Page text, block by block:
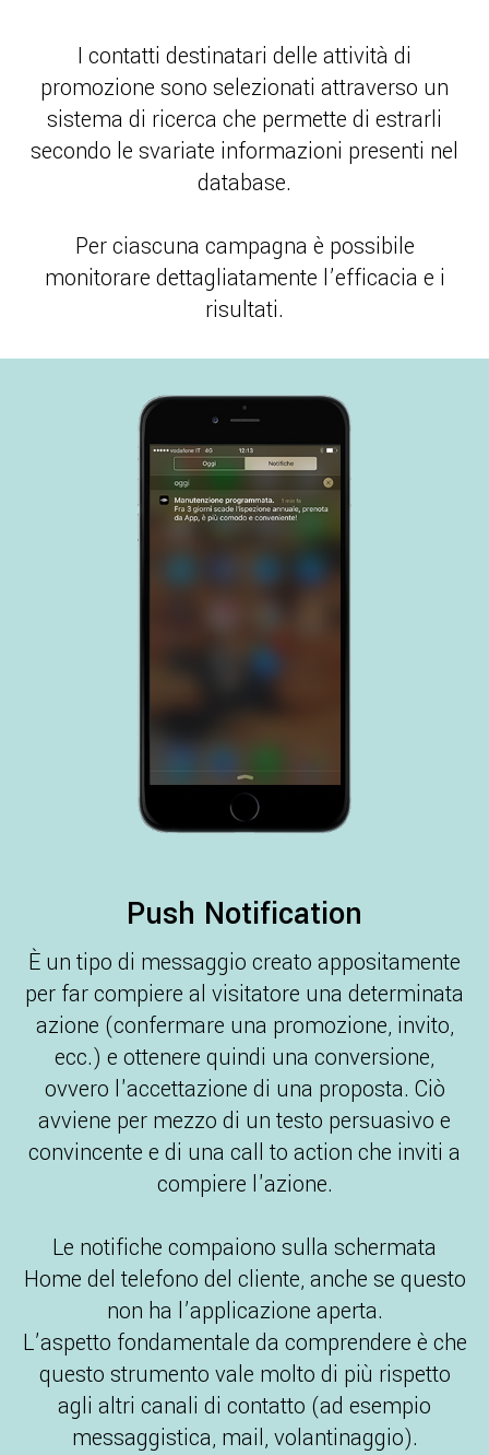
I contatti destinatari delle attività di
promozione sono selezionati attraverso un
sistema di ricerca che permette di estrarli
secondo le svariate informazioni presenti nel
database.
Per ciascuna campagna è possibile
monitorare dettagliatamente l’efficacia e i
risultati.
Push Notification
È un tipo di messaggio creato appositamente
per far compiere al visitatore una determinata
azione (confermare una promozione, invito,
ecc.) e ottenere quindi una conversione,
ovvero l'accettazione di una proposta. Ciò
avviene per mezzo di un testo persuasivo e
convincente e di una call to action che inviti a
compiere l'azione.
Le notifiche compaiono sulla schermata
Home del telefono del cliente, anche se questo
non ha l’applicazione aperta.
L’aspetto fondamentale da comprendere è che
questo strumento vale molto di più rispetto
agli altri canali di contatto (ad esempio
messaggistica, mail, volantinaggio).